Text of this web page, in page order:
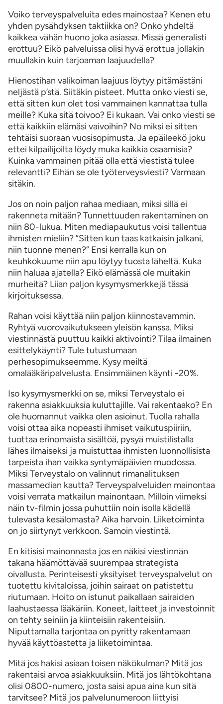
Voiko terveyspalveluita edes mainostaa? Kenen etu
yhden pysähdyksen taktiikka on? Onko yhdeltä
kaikkea vähän huono joka asiassa. Missä generalisti
erottuu? Eikö palveluissa olisi hyvä erottua jollakin
muullakin kuin tarjoaman laajuudella?
Hienostihan valikoiman laajuus löytyy pitämästäni
neljästä p’stä. Siitäkin pisteet. Mutta onko viesti se,
että sitten kun olet tosi vammainen kannattaa tulla
meille? Kuka sitä toivoo? Ei kukaan. Vai onko viesti se
että kaikkiin elämäsi vaivoihin? No miksi ei sitten
tehtäisi suoraan vuosisopimusta. Ja epäileekö joku
ettei kilpailijoilta löydy muka kaikkia osaamisia?
Kuinka vammainen pitää olla että viestistä tulee
relevantti? Eihän se ole työterveysviesti? Varmaan
sitäkin.
Jos on noin paljon rahaa mediaan, miksi sillä ei
rakenneta mitään? Tunnettuuden rakentaminen on
niin 80-lukua. Miten mediapaukutus voisi tallentua
ihmisten mieliin? ”Sitten kun taas katkaisin jalkani,
niin tuonne menen?” Ensi kerralla kun on
keuhkokuume niin apu löytyy tuosta läheltä. Kuka
niin haluaa ajatella? Eikö elämässä ole muitakin
murheitä? Liian paljon kysymysmerkkejä tässä
kirjoituksessa.
Rahan voisi käyttää niin paljon kiinnostavammin.
Ryhtyä vuorovaikutukseen yleisön kanssa. Miksi
viestinnästä puuttuu kaikki aktivointi? Tilaa ilmainen
esittelykäynti? Tule tutustumaan
perhesopimukseemme. Kysy meiltä
omalääkäripalvelusta. Ensimmäinen käynti -20%.
Iso kysymysmerkki on se, miksi Terveystalo ei
rakenna asiakkuuksia kuluttajille. Vai rakentaako? En
ole huomannut vaikka olen asioinut. Tuolla rahalla
voisi ottaa aika nopeasti ihmiset vaikutuspiiriin,
tuottaa erinomaista sisältöä, pysyä muistilistalla
lähes ilmaiseksi ja muistuttaa ihmisten luonnollisista
tarpeista ihan vaikka syntymäpäivien muodossa.
Miksi Terveystalo on valinnut rimanalituksen
massamedian kautta? Terveyspalveluiden mainontaa
voisi verrata matkailun mainontaan. Milloin viimeksi
näin tv-filmin jossa puhuttiin noin isolla kädellä
tulevasta kesälomasta? Aika harvoin. Liiketoiminta
on jo siirtynyt verkkoon. Samoin viestintä.
En kitisisi mainonnasta jos en näkisi viestinnän
takana häämöttävää suurempaa strategista
oivallusta. Perinteisesti yksityiset terveyspalvelut on
tuotettu kivitaloissa, joihin sairaat on patistettu
riutumaan. Hoito on istunut paikallaan sairaiden
laahustaessa lääkäriin. Koneet, laitteet ja investoinnit
on tehty seiniin ja kiinteisiin rakenteisiin.
Niputtamalla tarjontaa on pyritty rakentamaan
hyvää käyttöastetta ja liiketoimintaa.
Mitä jos hakisi asiaan toisen näkökulman? Mitä jos
rakentaisi arvoa asiakkuuksiin. Mitä jos lähtökohtana
olisi 0800-numero, josta saisi apua aina kun sitä
tarvitsee? Mitä jos palvelunumeroon liittyisi